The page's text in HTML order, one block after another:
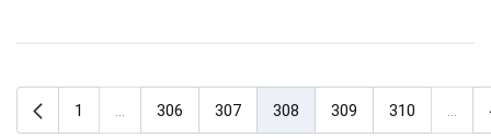
Предыдущая страница
1 306 307 308 309 310